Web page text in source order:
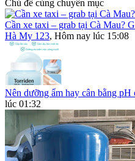
Chủ đề cùng chuyên mục
Cần xe taxi – grab tại Cà Mau?
Hà My 123, Hôm nay lúc 15:08
Nên dưỡng ẩm hay cân bằng pH
lúc 01:32